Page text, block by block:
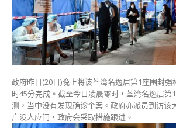
成
强
检
无
发
现
诊
个
案〉
中
政府昨日(20日)晚上将该荃湾名逸居第1座围封强
时45分完成。截至今日凌晨零时，荃湾名逸居第
测，当中没有发现确诊个案。政府亦派员到访该
户没人应门，政府会采取措施跟进。